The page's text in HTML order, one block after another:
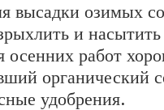
высадки озимых
и
осенних работ
органический
удобрения.